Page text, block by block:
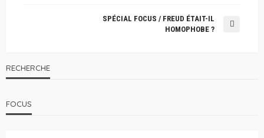
SPÉCIAL FOCUS / FREUD ÉTAIT-IL
HOMOPHOBE ?
RECHERCHE
FOCUS